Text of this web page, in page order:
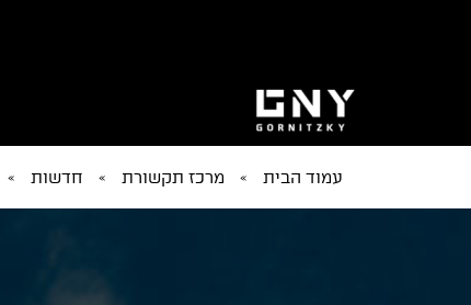
עמוד הבית » מרכז תקשורת » חדשות »